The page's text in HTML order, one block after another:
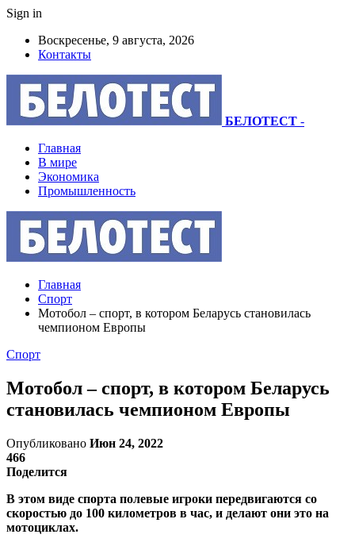
Sign in
Воскресенье, 9 августа, 2026
Контакты
БЕЛОТЕСТ -
Главная
В мире
Экономика
Промышленность
Главная
Спорт
Мотобол – спорт, в котором Беларусь становилась
чемпионом Европы
Спорт
Мотобол – спорт, в котором Беларусь
становилась чемпионом Европы
Опубликовано Июн 24, 2022
466
Поделится
В этом виде спорта полевые игроки передвигаются со
скоростью до 100 километров в час, и делают они это на
мотоциклах.